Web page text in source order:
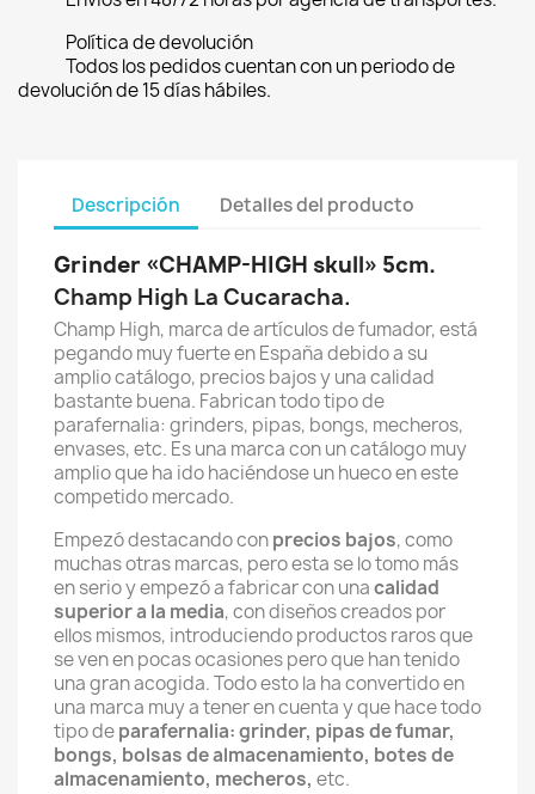
Política de devolución
Todos los pedidos cuentan con un periodo de
devolución de 15 días hábiles.
Descripción Detalles del producto
Grinder «CHAMP-HIGH skull» 5cm.
Champ High La Cucaracha.
Champ High, marca de artículos de fumador, está
pegando muy fuerte en España debido a su
amplio catálogo, precios bajos y una calidad
bastante buena. Fabrican todo tipo de
parafernalia: grinders, pipas, bongs, mecheros,
envases, etc. Es una marca con un catálogo muy
amplio que ha ido haciéndose un hueco en este
competido mercado.
Empezó destacando conprecios bajos, como
muchas otras marcas, pero esta se lo tomo más
en serio y empezó a fabricar con unacalidad
superior a la media, con diseños creados por
ellos mismos, introduciendo productos raros que
se ven en pocas ocasiones pero que han tenido
una gran acogida. Todo esto la ha convertido en
una marca muy a tener en cuenta y que hace todo
tipo deparafernalia: grinder, pipas de fumar,
bongs, bolsas de almacenamiento, botes de
almacenamiento, mecheros, etc.